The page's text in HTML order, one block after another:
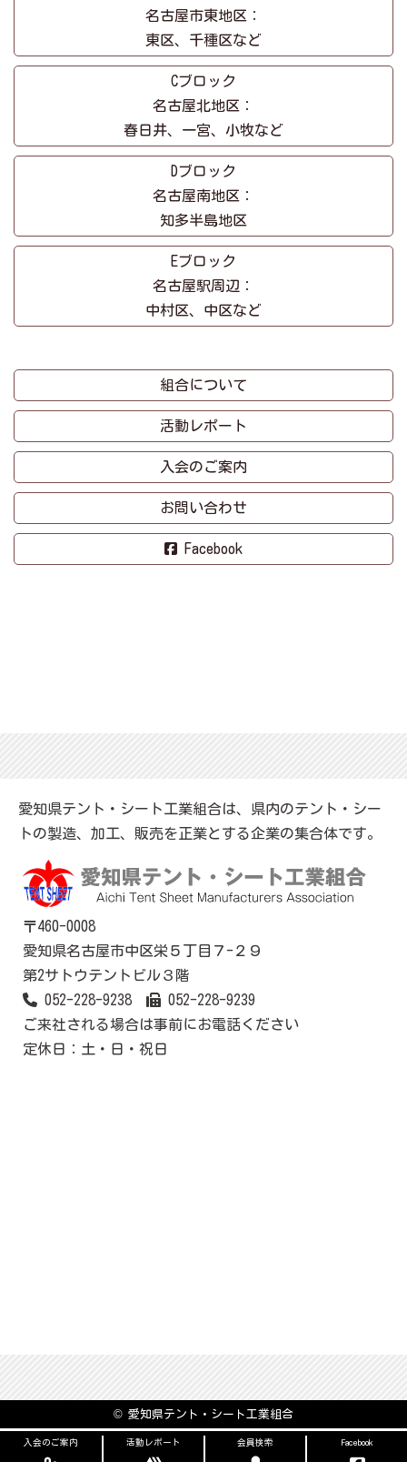
名古屋市東地区：
東区、千種区など
Cブロック
名古屋北地区：
春日井、一宮、小牧など
Dブロック
名古屋南地区：
知多半島地区
Eブロック
名古屋駅周辺：
中村区、中区など
組合について
活動レポート
入会のご案内
お問い合わせ
Facebook
愛知県テント・シート工業組合は、県内のテント・シー
トの製造、加工、販売を正業とする企業の集合体です。
〒460-0008
愛知県名古屋市中区栄５丁目７-２９
第2サトウテントビル３階
052-228-9238
052-228-9239
ご来社される場合は事前にお電話ください
定休日：土・日・祝日
© 愛知県テント・シート工業組合
入会のご案内 活動レポート 会員検索 Facebook